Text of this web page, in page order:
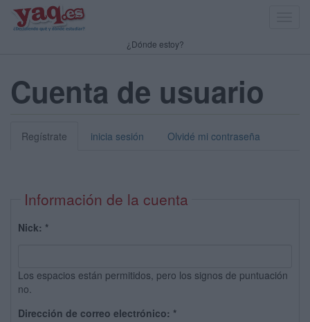
¿Dónde estoy?
Cuenta de usuario
Regístrate inicia sesión Olvidé mi contraseña
Información de la cuenta
Nick: *
Los espacios están permitidos, pero los signos de puntuación
no.
Dirección de correo electrónico: *